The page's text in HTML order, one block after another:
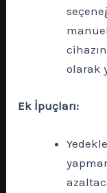
olarak
Ek İpuçları: